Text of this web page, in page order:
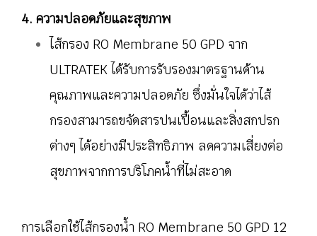
4. ความปลอดภัยและสุขภาพ
ไส้กรอง RO Membrane 50 GPD จาก
ULTRATEK ได้รับการรับรองมาตรฐานด้าน
คุณภาพและความปลอดภัย ซึ่งมั่นใจได้ว่าไส้
กรองสามารถขจัดสารปนเปื้อนและสิ่งสกปรก
ต่างๆ ได้อย่างมีประสิทธิภาพ ลดความเสี่ยงต่อ
สุขภาพจากการบริโภคน้ำที่ไม่สะอาด
การเลือกใช้ไส้กรองน้ำ RO Membrane 50 GPD 12